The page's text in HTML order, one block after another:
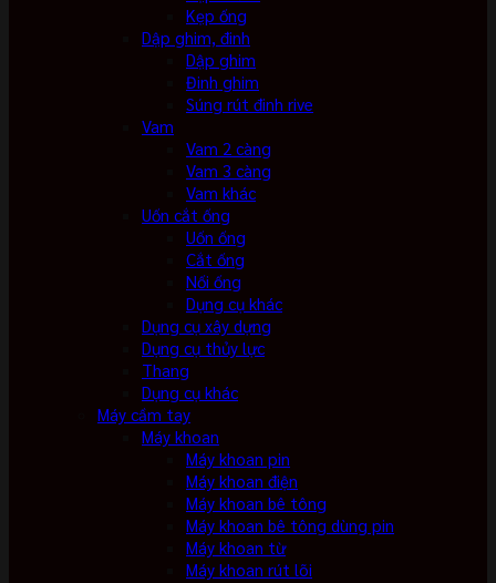
Kẹp ống
Dập ghim, đinh
Dập ghim
Đinh ghim
Súng rút đinh rive
Vam
Vam 2 càng
Vam 3 càng
Vam khác
Uốn cắt ống
Uốn ống
Cắt ống
Nối ống
Dụng cụ khác
Dụng cụ xây dựng
Dụng cụ thủy lực
Thang
Dụng cụ khác
Máy cầm tay
Máy khoan
Máy khoan pin
Máy khoan điện
Máy khoan bê tông
Máy khoan bê tông dùng pin
Máy khoan từ
Máy khoan rút lõi